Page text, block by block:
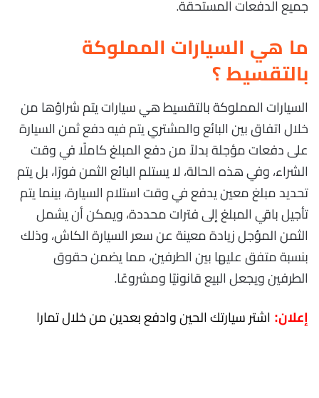
جميع الدفعات المستحقة.
ما هي السيارات المملوكة
بالتقسيط ؟
السيارات المملوكة بالتقسيط هي سيارات يتم شراؤها من
خلال اتفاق بين البائع والمشتري يتم فيه دفع ثمن السيارة
على دفعات مؤجلة بدلاً من دفع المبلغ كاملًا في وقت
الشراء، وفي هذه الحالة، لا يستلم البائع الثمن فورًا، بل يتم
تحديد مبلغ معين يدفع في وقت استلام السيارة، بينما يتم
تأجيل باقي المبلغ إلى فترات محددة، ويمكن أن يشمل
الثمن المؤجل زيادة معينة عن سعر السيارة الكاش، وذلك
بنسبة متفق عليها بين الطرفين، مما يضمن حقوق
الطرفين ويجعل البيع قانونيًا ومشروعًا.
إعلان: اشتر سيارتك الحين وادفع بعدين من خلال تمارا